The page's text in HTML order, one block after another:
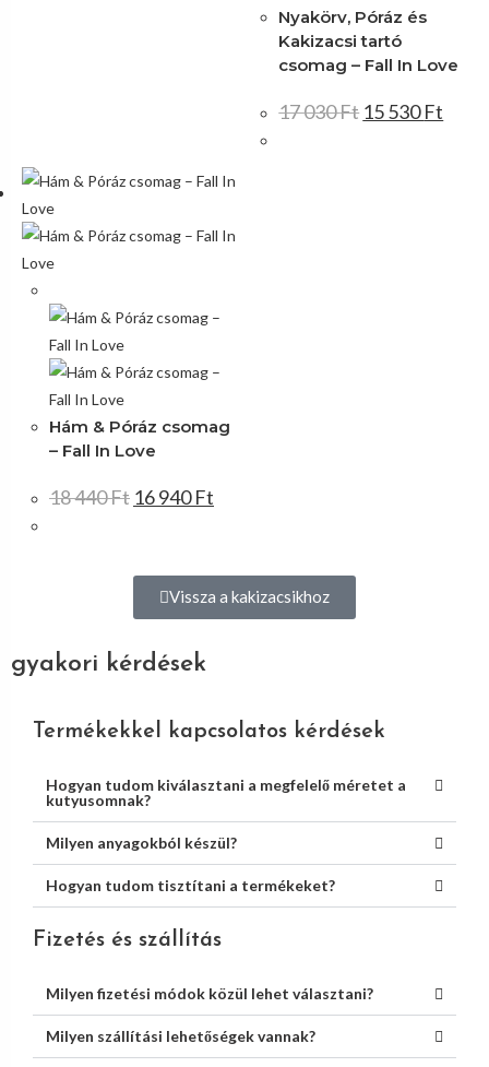
Nyakörv, Póráz és
Kakizacsi tartó
csomag – Fall In Love
17 030Ft 15 530Ft
Hám & Póráz csomag
– Fall In Love
18 440Ft 16 940Ft
Vissza a kakizacsikhoz
gyakori kérdések
Termékekkel kapcsolatos kérdések
Hogyan tudom kiválasztani a megfelelő méretet a
kutyusomnak?
Milyen anyagokból készül?
Hogyan tudom tisztítani a termékeket?
Fizetés és szállítás
Milyen fizetési módok közül lehet választani?
Milyen szállítási lehetőségek vannak?